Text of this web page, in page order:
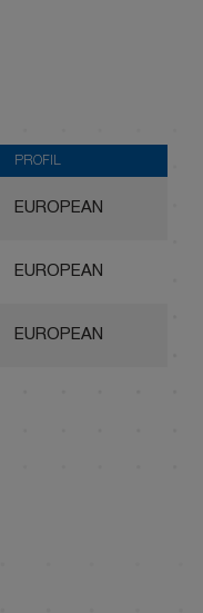
PROFIL
EUROPEAN
EUROPEAN
EUROPEAN